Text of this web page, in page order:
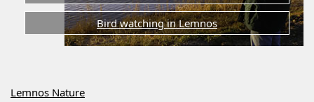
Bird watching in Lemnos
Lemnos Nature